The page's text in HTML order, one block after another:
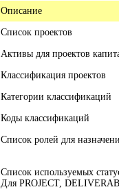
Описание
Список проектов
Активы для проектов
Классификация проектов
Категории классификаций
Коды классификаций
Список ролей для
Список используемых
Для PROJECT,